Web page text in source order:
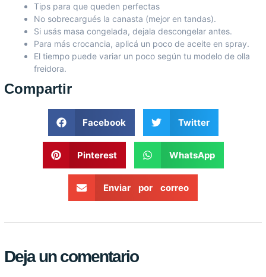
Tips para que queden perfectas
No sobrecargués la canasta (mejor en tandas).
Si usás masa congelada, dejala descongelar antes.
Para más crocancia, aplicá un poco de aceite en spray.
El tiempo puede variar un poco según tu modelo de olla
freidora.
Compartir
Facebook Twitter
Pinterest WhatsApp
Enviar por correo
Deja un comentario